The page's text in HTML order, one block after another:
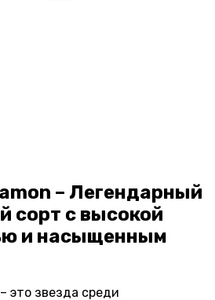
– Легендарный
сорт с высокой
и насыщенным
– это звезда среди